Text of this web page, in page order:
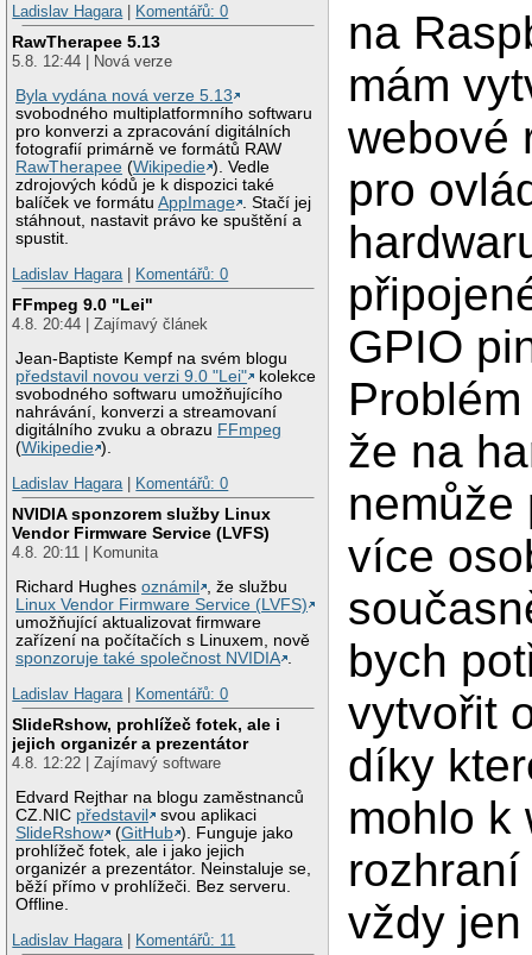
Ladislav Hagara
Komentářů: 0
RawTherapee 5.13
5.8. 12:44 | Nová verze
Byla vydána nová verze 5.13
svobodného multiplatformního softwaru
pro konverzi a zpracování digitálních
fotografií primárně ve formátů RAW
RawTherapee (Wikipedie ). Vedle
zdrojových kódů je k dispozici také
balíček ve formátuAppImage . Stačí jej
stáhnout, nastavit právo ke spuštění a
spustit.
Ladislav Hagara
Komentářů: 0
FFmpeg 9.0 "Lei"
4.8. 20:44 | Zajímavý článek
Jean-Baptiste Kempf na svém blogu
představil novou verzi 9.0 "Lei"
kolekce
svobodného softwaru umožňujícího
nahrávání, konverzi a streamovaní
digitálního zvuku a obrazu FFmpeg
(Wikipedie ).
Ladislav Hagara
Komentářů: 0
NVIDIA sponzorem služby Linux
Vendor Firmware Service (LVFS)
4.8. 20:11 | Komunita
Richard Hughesoznámil
, že službu
Linux Vendor Firmware Service (LVFS)
umožňující aktualizovat firmware
zařízení na počítačích s Linuxem, nově
sponzoruje také společnost NVIDIA .
Ladislav Hagara | Komentářů: 0
SlideRshow, prohlížeč fotek, ale i
jejich organizér a prezentátor
4.8. 12:22 | Zajímavý software
Edvard Rejthar na blogu zaměstnanců
CZ.NIC představil
svou aplikaci
SlideRshow
(GitHub ). Funguje jako
prohlížeč fotek, ale i jako jejich
organizér a prezentátor. Neinstaluje se,
běží přímo v prohlížeči. Bez serveru.
Offline.
Ladislav Hagara | Komentářů: 11
na
mám
webové
pro
GPIO
že na
nemůže
více
bych
vytvořit
díky
mohlo k
vždy